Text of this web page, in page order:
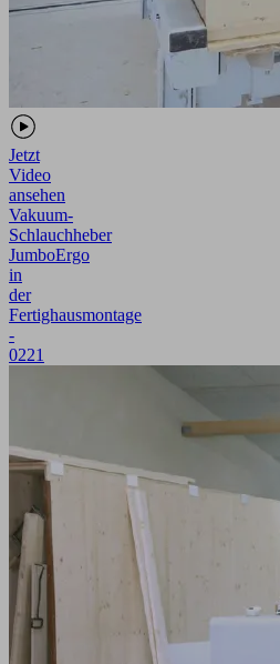
Jetzt
Video
ansehen
Vakuum-
Schlauchheber
JumboErgo
in
der
Fertighausmontage
-
0221